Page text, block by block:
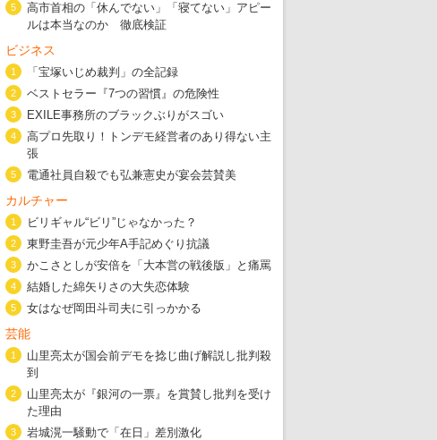
特集 2 東京五輪強行開催特別企画 大ウソだら
・ 大ウソだらけの東京五輪！ 安倍・菅・森はどんな嘘を
・ 五輪関係者が入国当日、築地を散歩！
・ 五輪でIOCラウンジ以外にVIPルーム、広告代理店は物品購入
5
高市首相の「休んでない」「寝てない」アピー
ルは本当なのか 徹底検証
ビジネス
1 「宝塚いじめ裁判」の全記録
2 ベストセラー『7つの習慣』の危険性
3 EXILE事務所のブラックぶりがスゴい
4
高プロ先取り！トンデモ経営者のあり得ない主
張
5 電通社員自殺でも弘兼憲史が宴会芸賛美
カルチャー
1 ビリギャル“ビリ”じゃなかった？
2 東野圭吾が元少年A手記めぐり抗議
3 かこさとしが安倍を「大本営の戦後版」と痛罵
4 結婚した綿矢りさの大失恋体験
5 女はなぜ岡田斗司夫に引っかかる
芸能
1
山里亮太が国会前デモを捻じ曲げ解説し批判殺
到
2
山里亮太が『銀河の一票』を賞賛し批判を受け
た理由
3 岩城滉一騒動で「在日」差別激化